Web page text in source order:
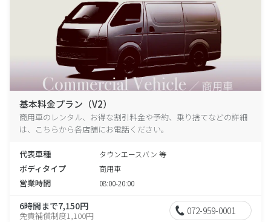
基本料金プラン（V2）
商用車のレンタル、お得な割引料金や予約、乗り捨てなどの詳細
は、こちらから各店舗にお電話ください。
代表車種 タウンエースバン 等
ボディタイプ 商用車
営業時間 08:00-20:00
6時間まで7,150円
免責補償制度1,100円 072-959-0001